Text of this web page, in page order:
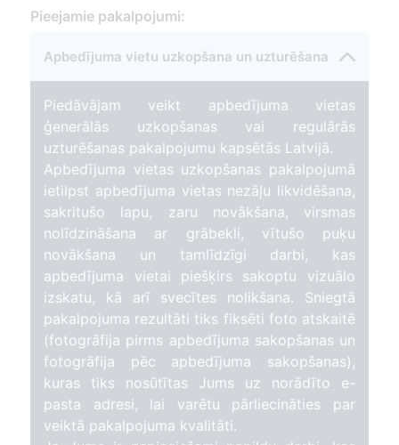
Pieejamie pakalpojumi:
Apbedījuma vietu uzkopšana un uzturēšana
Piedāvājam veikt apbedījuma vietas
ģenerālās uzkopšanas vai regulārās
uzturēšanas pakalpojumu kapsētās Latvijā.
Apbedījuma vietas uzkopšanas pakalpojumā
ietilpst apbedījuma vietas nezāļu likvidēšana,
sakritušo lapu, zaru novākšana, virsmas
nolīdzināšana ar grābekli, vītušo puķu
novākšana un tamlīdzīgi darbi, kas
apbedījuma vietai piešķirs sakoptu vizuālo
izskatu, kā arī svecītes nolikšana. Sniegtā
pakalpojuma rezultāti tiks fiksēti foto atskaitē
(fotogrāfija pirms apbedījuma sakopšanas un
fotogrāfija pēc apbedījuma sakopšanas),
kuras tiks nosūtītas Jums uz norādīto e-
pasta adresi, lai varētu pārliecināties par
veiktā pakalpojuma kvalitāti.